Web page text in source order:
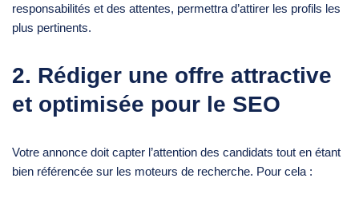
responsabilités et des attentes, permettra d’attirer les profils les
plus pertinents.
2. Rédiger une offre attractive
et optimisée pour le SEO
Votre annonce doit capter l’attention des candidats tout en étant
bien référencée sur les moteurs de recherche. Pour cela :